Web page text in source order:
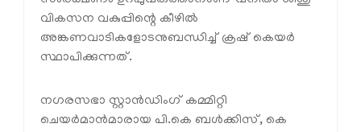
വികസന വകുപ്പിന്റെ കീഴില്‍
അങ്കണവാടികളോടനുബന്ധിച്ച് ക്രഷ് കെയര്‍
സ്ഥാപിക്കുന്നത്.
നഗരസഭാ സ്റ്റാന്‍ഡിംഗ് കമ്മിറ്റി
ചെയര്‍മാന്‍മാരായ പി.കെ ബള്‍ക്കിസ്, കെ